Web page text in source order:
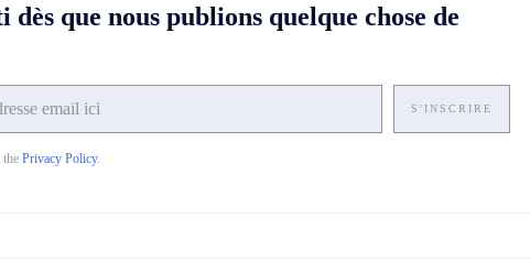
dès que nous publions quelque chose de
S'INSCRIRE
the Privacy Policy.